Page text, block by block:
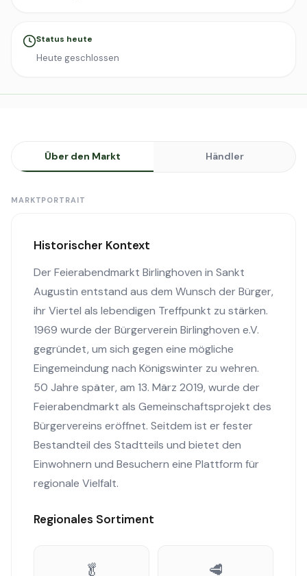
Status heute
Heute geschlossen
Über den Markt Händler
MARKTPORTRAIT
Historischer Kontext
Der Feierabendmarkt Birlinghoven in Sankt
Augustin entstand aus dem Wunsch der Bürger,
ihr Viertel als lebendigen Treffpunkt zu stärken.
1969 wurde der Bürgerverein Birlinghoven e.V.
gegründet, um sich gegen eine mögliche
Eingemeindung nach Königswinter zu wehren.
50 Jahre später, am 13. März 2019, wurde der
Feierabendmarkt als Gemeinschaftsprojekt des
Bürgervereins eröffnet. Seitdem ist er fester
Bestandteil des Stadtteils und bietet den
Einwohnern und Besuchern eine Plattform für
regionale Vielfalt.
Regionales Sortiment
🥬 🥩